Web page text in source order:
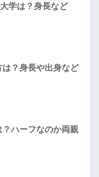
学は？身長など
？身長や出身など
ハーフなのか両親